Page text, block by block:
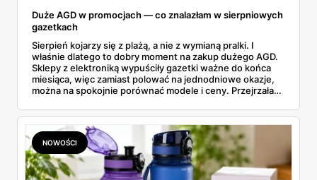
Duże AGD w promocjach — co znalazłam w sierpniowych
gazetkach
Sierpień kojarzy się z plażą, a nie z wymianą pralki. I
właśnie dlatego to dobry moment na zakup dużego AGD.
Sklepy z elektroniką wypuściły gazetki ważne do końca
miesiąca, więc zamiast polować na jednodniowe okazje,
można na spokojnie porównać modele i ceny. Przejrzałam
znalazłam, z cenami i terminami.
NOWOŚCI